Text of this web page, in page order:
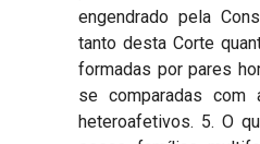
engendrado pela
tanto desta Corte
formadas por pares
se comparadas com
heteroafetivos. 5. O